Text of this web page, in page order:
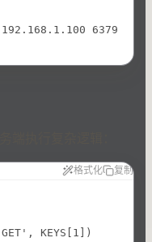
192.168.1.100 6379
格式化 复制
KEYS[1])